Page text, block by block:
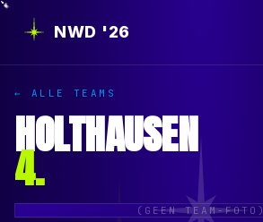
NWD '26
← ALLE TEAMS
HOLTHAUSEN
4.
(GEEN TEAM-FOTO)